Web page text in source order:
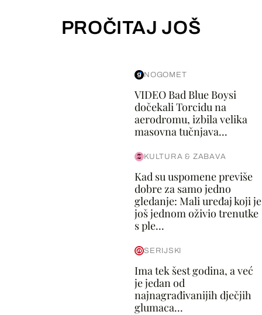
PROČITAJ JOŠ
NOGOMET
VIDEO Bad Blue Boysi
dočekali Torcidu na
aerodromu, izbila velika
masovna tučnjava...
KULTURA & ZABAVA
Kad su uspomene previše
dobre za samo jedno
gledanje: Mali uređaj koji je
još jednom oživio trenutke
s ple...
SERIJSKI
Ima tek šest godina, a već
je jedan od
najnagrađivanijih dječjih
glumaca...